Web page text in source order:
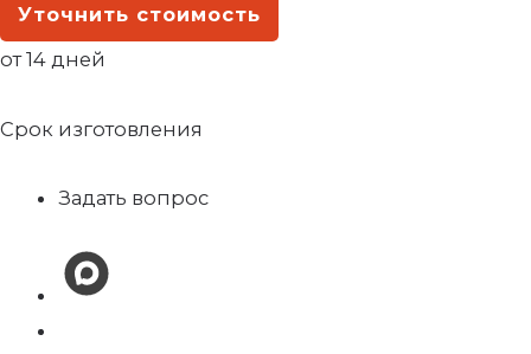
Уточнить стоимость
от 14 дней
Срок изготовления
Задать вопрос